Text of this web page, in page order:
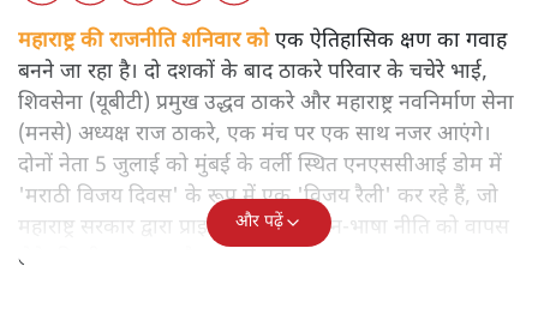
महाराष्ट्र की राजनीति शनिवार कोएक ऐतिहासिक क्षण का गवाह
बनने जा रहा है। दो दशकों के बाद ठाकरे परिवार के चचेरे भाई,
शिवसेना (यूबीटी) प्रमुख उद्धव ठाकरे और महाराष्ट्र नवनिर्माण सेना
(मनसे) अध्यक्ष राज ठाकरे, एक मंच पर एक साथ नजर आएंगे।
दोनों नेता 5 जुलाई को मुंबई के वर्ली स्थित एनएससीआई डोम में
'मराठी विजय दिवस' के रूप में एक 'विजय रैली' कर रहे हैं, जो
महाराष्ट्र सरकार द्वारा प्राइमरी स्कूलों में तीन-भाषा नीति को वापस
लेने की जीत का जश्न है।
और पढ़ें